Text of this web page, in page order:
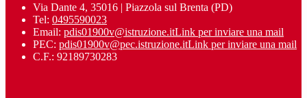
Via Dante 4, 35016 | Piazzola sul Brenta (PD)
Tel: 0495590023
Email: pdis01900v@istruzione.itLink per inviare una mail
PEC: pdis01900v@pec.istruzione.itLink per inviare una mail
C.F.: 92189730283